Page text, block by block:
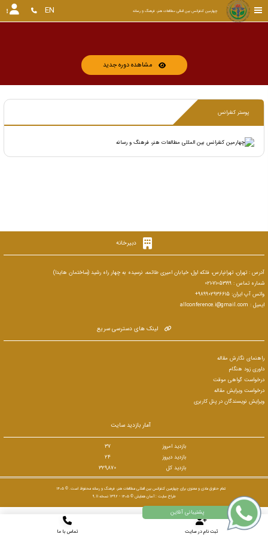
چهارمین کنفرانس بین المللی مطالعات هنر، فرهنگ و رسانه EN
مشاهده دوره جدید
پوستر کنفرانس
دبیرخانه
آدرس : تهران، تهرانپارس، فلکه اول، خیابان امیری طائمه، نرسیده به چهار راه رشید (ساختمان هایدا)
شماره تماس : 71053199-021
واتس آپ ایران: 989902936615+
ایمیل : allconference.i@gmail.com
لینک های دسترسی سریع
راهنمای نگارش مقاله
داوری زود هنگام
درخواست گواهی موقت
درخواست ویرایش مقاله
ویرایش نویسندگان در پنل کاربری
آمار بازدید سایت
بازدید امروز
37
بازدید دیروز
24
بازدید کل
329,870
تمام حقوق مادی و معنوی برای چهارمین کنفرانس بین المللی مطالعات هنر، فرهنگ و رسانه محفوظ است. © ۱۴۰۵
طراح سایت :آسان همایش © ۱۴۰۵ - 1392 نسخه 9.11
ثبت نام در سایت تماس با ما